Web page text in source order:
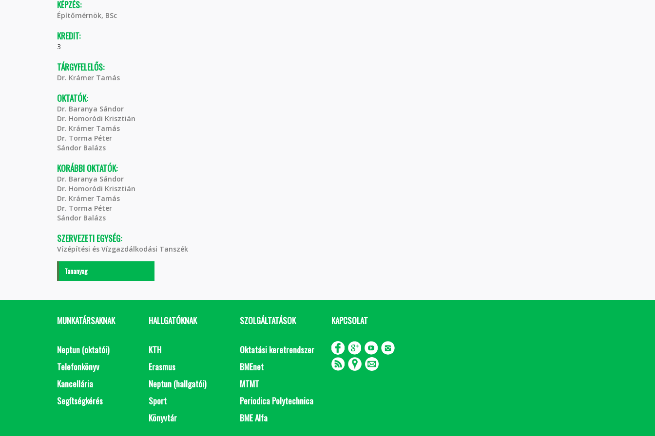
KÉPZÉS:
Építőmérnök, BSc
KREDIT:
3
TÁRGYFELELŐS:
Dr. Krámer Tamás
OKTATÓK:
Dr. Baranya Sándor
Dr. Homoródi Krisztián
Dr. Krámer Tamás
Dr. Torma Péter
Sándor Balázs
KORÁBBI OKTATÓK:
Dr. Baranya Sándor
Dr. Homoródi Krisztián
Dr. Krámer Tamás
Dr. Torma Péter
Sándor Balázs
SZERVEZETI EGYSÉG:
Vízépítési és Vízgazdálkodási Tanszék
Tananyag
MUNKATÁRSAKNAK
Neptun (oktatói)
Telefonkönyv
Kancellária
Segítségkérés
HALLGATÓKNAK
KTH
Erasmus
Neptun (hallgatói)
Sport
Könyvtár
SZOLGÁLTATÁSOK
Oktatási keretrendszer
BMEnet
MTMT
Periodica Polytechnica
BME Alfa
KAPCSOLAT